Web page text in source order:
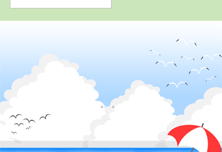
詳 細 予 約
4位
岡山県
詳 細
5
鳥取県
イナバ自動車学
詳 細
岡山県
岡山県・沼自動
車学校
詳 細